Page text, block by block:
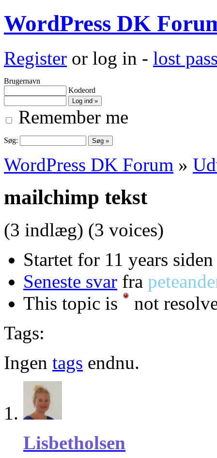
WordPress DK
Register or log in - lost
Brugernavn
Kodeord
Remember me
Søg:
WordPress DK Forum »
mailchimp tekst
(3 indlæg) (3 voices)
Startet for 11 years
Seneste svar fra
This topic is
not
Tags:
Ingen tags endnu.
Lisbetholsen